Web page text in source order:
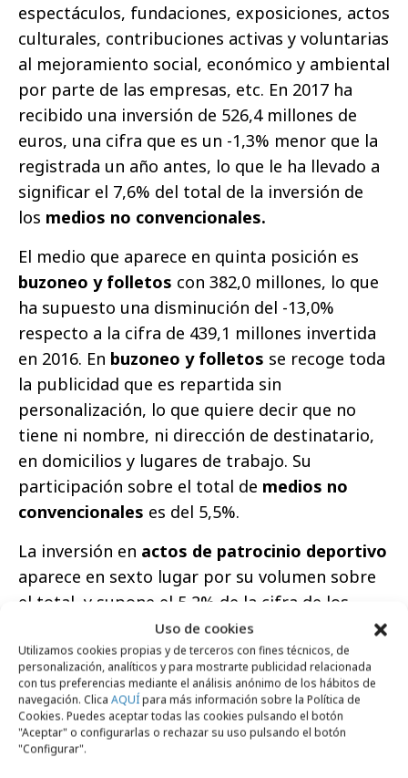
Uso de cookies
Utilizamos cookies propias y de terceros con fines técnicos, de
personalización, analíticos y para mostrarte publicidad relacionada
con tus preferencias mediante el análisis anónimo de los hábitos de
navegación. Clica AQUÍpara más información sobre la Política de
Cookies. Puedes aceptar todas las cookies pulsando el botón
"Aceptar" o configurarlas o rechazar su uso pulsando el botón
"Configurar".
espectáculos, fundaciones, exposiciones, actos
culturales, contribuciones activas y voluntarias
al mejoramiento social, económico y ambiental
por parte de las empresas, etc. En 2017 ha
recibido una inversión de 526,4 millones de
euros, una cifra que es un -1,3% menor que la
registrada un año antes, lo que le ha llevado a
significar el 7,6% del total de la inversión de
los medios no convencionales.
El medio que aparece en quinta posición es
buzoneo y folletos con 382,0 millones, lo que
ha supuesto una disminución del -13,0%
respecto a la cifra de 439,1 millones invertida
en 2016. En buzoneo y folletos se recoge toda
la publicidad que es repartida sin
personalización, lo que quiere decir que no
tiene ni nombre, ni dirección de destinatario,
en domicilios y lugares de trabajo. Su
participación sobre el total de medios no
convencionales es del 5,5%.
La inversión en actos de patrocinio deportivo
aparece en sexto lugar por su volumen sobre
el total, y supone el 5,2% de la cifra de los
medios no convencionales. Su cifra de
inversión ha aumentado en 2017 un 4,6%,
hasta situarse en los 358,6 millones de euros
frente a los 342,8 del año anterior.
Anuarios, guías y directorios, séptimo medio